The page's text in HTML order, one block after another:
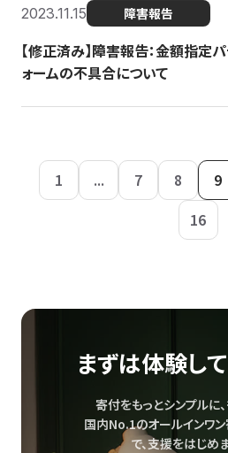
2023.11.15 障害報告
【修正済み】障害報告：金額指定
ォームの不具合について
1 ... 7 8 9
16
まずは体験して
寄付をもっとシンプルに
国内No.1のオールインワ
で、支援をはじめま